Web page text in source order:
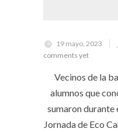
19 mayo, 2023
comments yet
Vecinos de la
alumnos que
sumaron durante
Jornada de Eco